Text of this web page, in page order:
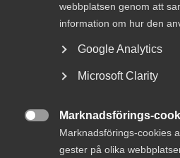
webbplatsen genom att
information om hur den
Google Analytics
Microsoft Clarity
Marknadsförings-
Marknadsförings-cookies
gester på olika
Clearing house
PTS föreslår som en möjlighet
investerare skall etablera ett
diskuterats i Danmark, där den
finns förutsättningar för en
samma gäller modeller i bl.a.